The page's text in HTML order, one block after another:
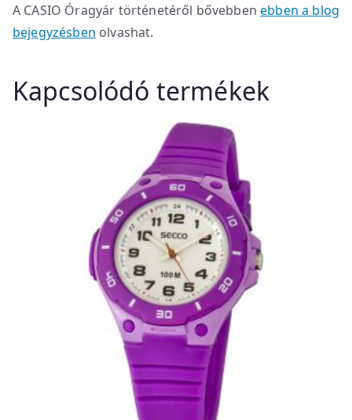
A CASIO Óragyár történetéről bővebbenebben a blog
bejegyzésben olvashat.
Kapcsolódó termékek